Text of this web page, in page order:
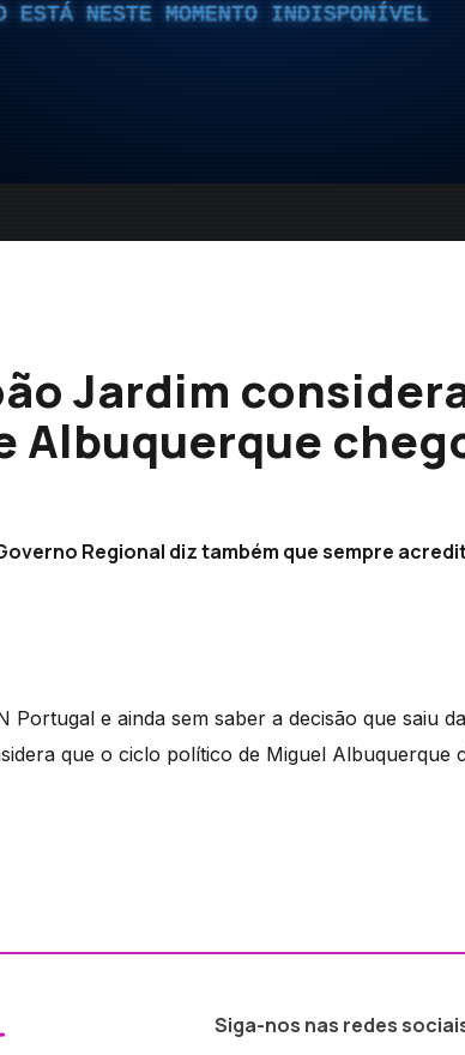
ESTÁ NESTE MOMENTO INDISPONÍVEL
Jardim
Albuquerque
Regional diz também que sempre
Portugal e ainda sem saber a decisão que saiu
que o ciclo político de Miguel Albuquerque
Siga-nos nas redes